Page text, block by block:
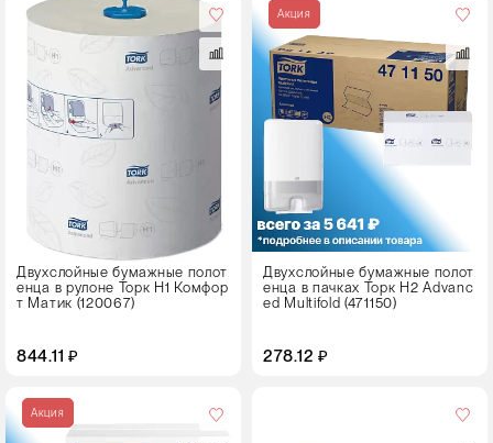
Двухслойные бумажные полот
енца в рулоне Торк H1 Комфор
т Матик (120067)
844.11 ₽
Акция
Двухслойные бумажные полот
енца в пачках Торк H2 Advanc
ed Multifold (471150)
278.12 ₽
во
упаковке
21 пачка
Акция
Цвет